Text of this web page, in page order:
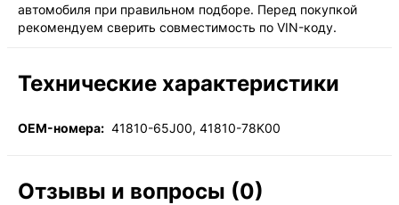
автомобиля при правильном подборе. Перед покупкой
рекомендуем сверить совместимость по VIN-коду.
Технические характеристики
OEM-номера: 41810-65J00, 41810-78K00
Отзывы и вопросы (0)